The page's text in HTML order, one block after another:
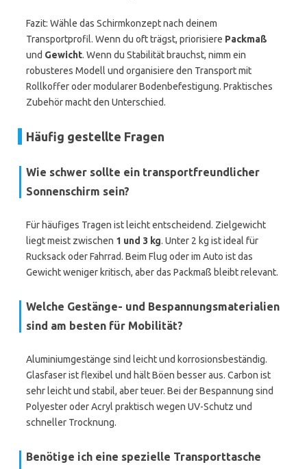
Fazit: Wähle das Schirmkonzept nach deinem
Transportprofil. Wenn du oft trägst, priorisiere Packmaß
und Gewicht. Wenn du Stabilität brauchst, nimm ein
robusteres Modell und organisiere den Transport mit
Rollkoffer oder modularer Bodenbefestigung. Praktisches
Zubehör macht den Unterschied.
Häufig gestellte Fragen
Wie schwer sollte ein transportfreundlicher
Sonnenschirm sein?
Für häufiges Tragen ist leicht entscheidend. Zielgewicht
liegt meist zwischen 1 und 3 kg. Unter 2 kg ist ideal für
Rucksack oder Fahrrad. Beim Flug oder im Auto ist das
Gewicht weniger kritisch, aber das Packmaß bleibt relevant.
Welche Gestänge- und Bespannungsmaterialien
sind am besten für Mobilität?
Aluminiumgestänge sind leicht und korrosionsbeständig.
Glasfaser ist flexibel und hält Böen besser aus. Carbon ist
sehr leicht und stabil, aber teuer. Bei der Bespannung sind
Polyester oder Acryl praktisch wegen UV-Schutz und
schneller Trocknung.
Benötige ich eine spezielle Transporttasche